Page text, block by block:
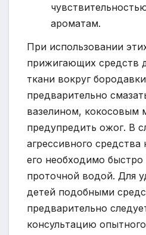
ароматам.
При использовании
прижигающих средств
ткани вокруг
предварительно
вазелином, кокосовым
предупредить ожог. В
агрессивного
его необходимо
проточной водой. Для
детей подобными
предварительно
консультацию